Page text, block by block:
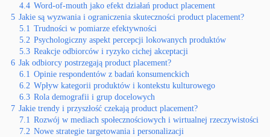
4.4 Word-of-mouth jako efekt działań product placement
5 Jakie są wyzwania i ograniczenia skuteczności product placement?
5.1 Trudności w pomiarze efektywności
5.2 Psychologiczny aspekt percepcji lokowanych produktów
5.3 Reakcje odbiorców i ryzyko cichej akceptacji
6 Jak odbiorcy postrzegają product placement?
6.1 Opinie respondentów z badań konsumenckich
6.2 Wpływ kategorii produktów i kontekstu kulturowego
6.3 Rola demografii i grup docelowych
7 Jakie trendy i przyszłość czekają product placement?
7.1 Rozwój w mediach społecznościowych i wirtualnej rzeczywistości
7.2 Nowe strategie targetowania i personalizacji